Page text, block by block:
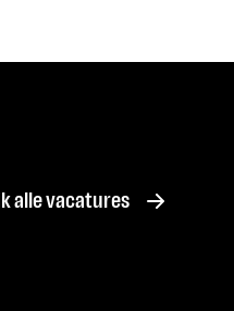
alle vacatures